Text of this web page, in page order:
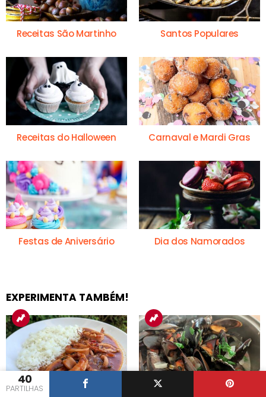
40
PARTILHAS
Receitas São Martinho Santos Populares
Receitas do Halloween Carnaval e Mardi Gras
Festas de Aniversário Dia dos Namorados
EXPERIMENTA TAMBÉM!